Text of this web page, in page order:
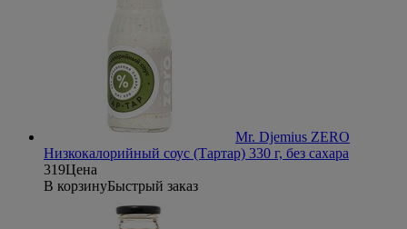
Mr. Djemius ZERO
Низкокалорийный соус (Тартар) 330 г, без сахара
319Цена
В корзинуБыстрый заказ